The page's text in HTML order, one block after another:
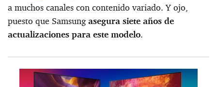
a muchos canales con contenido variado. Y ojo,
puesto que Samsungasegura siete años de
actualizaciones para este modelo.